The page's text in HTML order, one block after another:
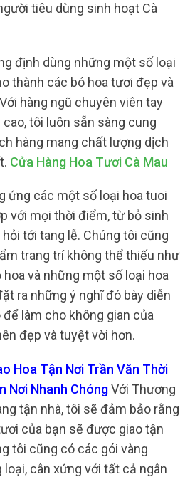
tiêu dùng sinh hoạt Cà
định dùng những một số loại
thành các bó hoa tươi đẹp và
hàng ngũ chuyên viên tay
tôi luôn sẵn sàng cung
hàng mang chất lượng dịch
Cửa Hàng Hoa Tươi Cà Mau
ứng các một số loại hoa tuoi
với mọi thời điểm, từ bỏ sinh
tới tang lễ. Chúng tôi cũng
trang trí không thể thiếu như
hoa và những một số loại hoa
ra những ý nghĩ đó bày diễn
làm cho không gian của
đẹp và tuyệt vời hơn.
Hoa Tận Nơi Trần Văn Thời
Nơi Nhanh ChóngVới Thương
tận nhà, tôi sẽ đảm bảo rằng
của bạn sẽ được giao tận
tôi cũng có các gói vàng
cân xứng với tất cả ngân